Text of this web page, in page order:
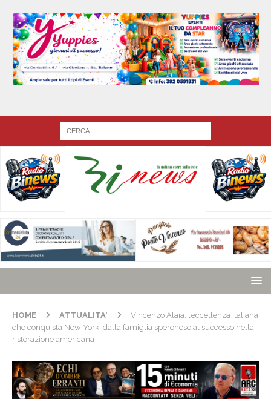
HOME ATTUALITA'
Vincenzo Alaia, l’eccellenza italiana
che conquista New York: dalla famiglia speronese al successo nella
ristorazione americana